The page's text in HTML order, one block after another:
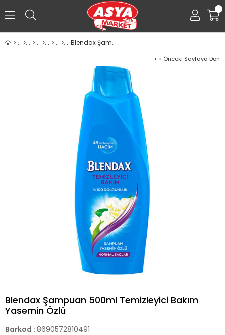
0
Blendax Şampuan 500ml Temizleyici Bakım Yasemin Özlü
< < Önceki Sayfaya Dön
Blendax Şampuan 500ml Temizleyici Bakım
Yasemin Özlü
Barkod : 8690572810491